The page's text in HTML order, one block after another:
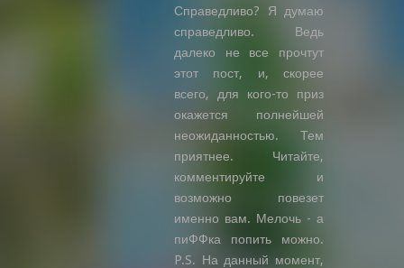
Справедливо? Я думаю
справедливо. Ведь
далеко не все прочтут
этот пост, и, скорее
всего, для кого-то приз
окажется полнейшей
неожиданностью. Тем
приятнее. Читайте,
комментируйте и
возможно повезет
именно вам. Мелочь - а
пиФФка попить можно.
P.S. На данный момент,